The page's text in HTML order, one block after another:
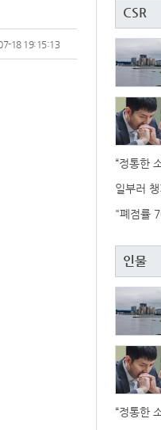
18 19:15:13
CSR
“정통한
일부러
"폐점률
인물
“정통한